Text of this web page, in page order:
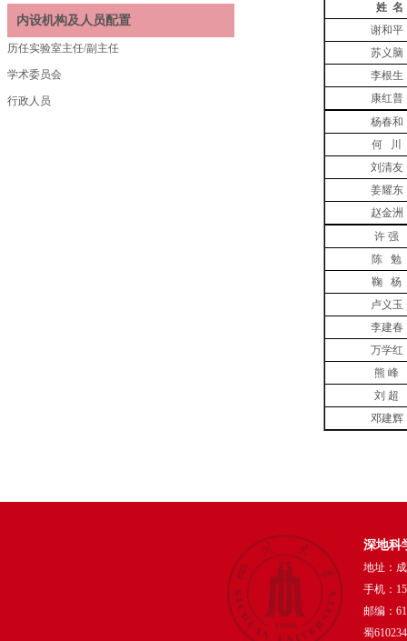
内设机构及人员配置
历任实验室主任/副主任
学术委员会
行政人员
姓 名
谢和平
苏义脑
李根生
康红普
杨春和
何
川
刘清友
姜耀东
赵金洲
许 强
陈
勉
鞠
杨
卢义玉
李建春
万学红
熊 峰
刘 超
邓建辉
深地科
地址：
手机：
邮编：
蜀